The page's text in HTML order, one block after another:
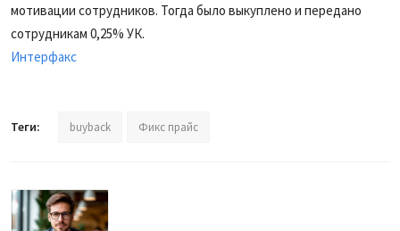
мотивации сотрудников. Тогда было выкуплено и передано
сотрудникам 0,25% УК.
Интерфакс
Теги: buyback Фикс прайс